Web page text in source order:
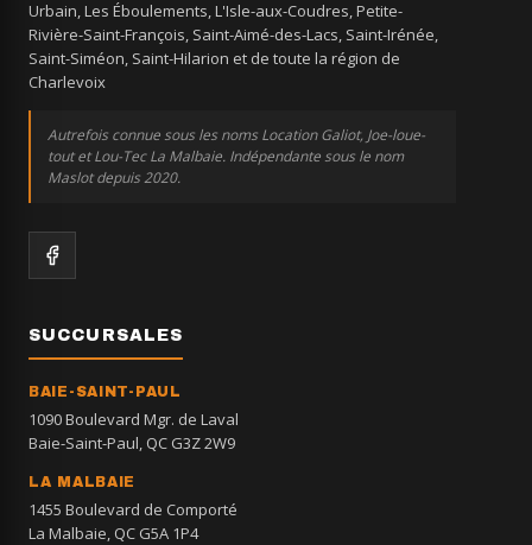
Urbain, Les Éboulements, L'Isle-aux-Coudres, Petite-
Rivière-Saint-François, Saint-Aimé-des-Lacs, Saint-Irénée,
Saint-Siméon, Saint-Hilarion et de toute la région de
Charlevoix
Autrefois connue sous les noms Location Galiot, Joe-loue-
tout et Lou-Tec La Malbaie. Indépendante sous le nom
Maslot depuis 2020.
SUCCURSALES
BAIE-SAINT-PAUL
1090 Boulevard Mgr. de Laval
Baie-Saint-Paul, QC G3Z 2W9
LA MALBAIE
1455 Boulevard de Comporté
La Malbaie, QC G5A 1P4